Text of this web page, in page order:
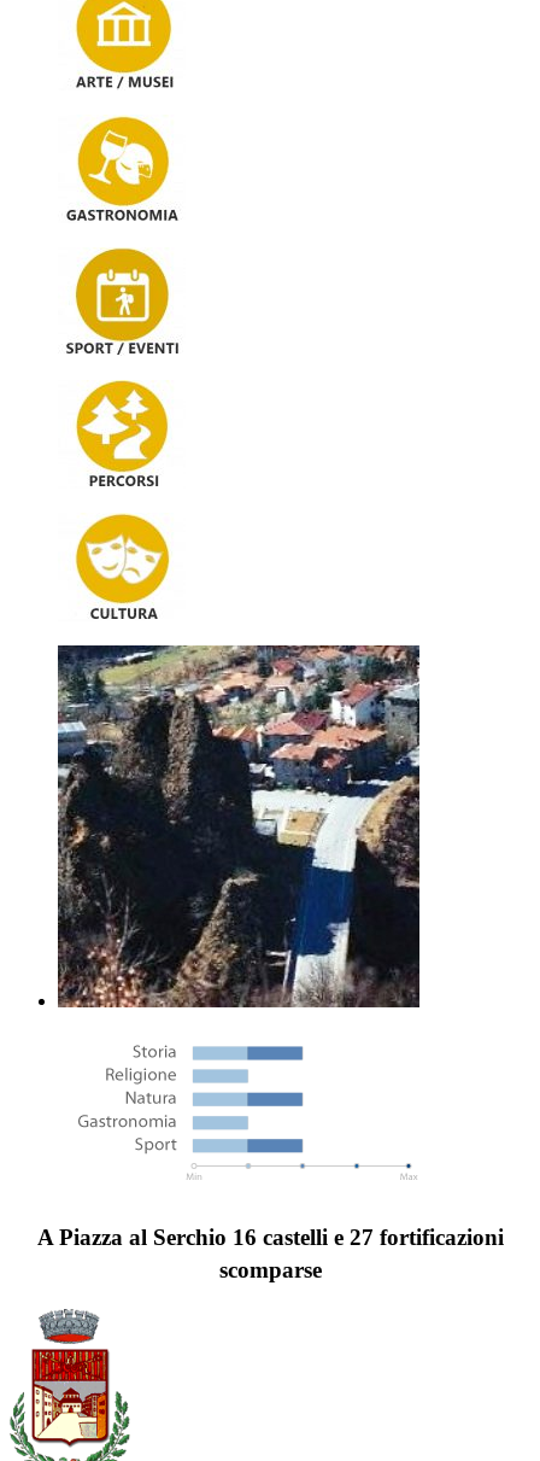
A Piazza al Serchio 16 castelli e 27 fortificazioni
scomparse